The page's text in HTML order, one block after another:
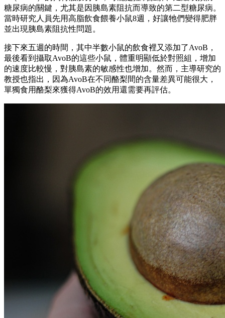
糖尿病的關鍵，尤其是因胰島素阻抗而導致的第二型糖尿病。
當時研究人員先用高脂飲食餵養小鼠8週，好讓牠們變得肥胖
並出現胰島素阻抗性問題。
接下來五週的時間，其中半數小鼠的飲食裡又添加了AvoB，
最後看到攝取AvoB的這些小鼠，體重明顯低於對照組，增加
的速度比較慢，對胰島素的敏感性也增加。然而，主導研究的
教授也指出，因為AvoB在不同酪梨間的含量差異可能很大，
單獨食用酪梨來獲得AvoB的效用還需要再評估。